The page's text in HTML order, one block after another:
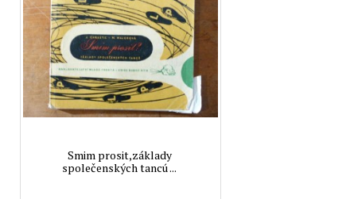
Smim prosit,základy
společenských tancú ...